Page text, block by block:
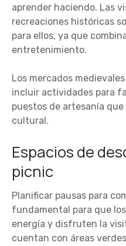
aprender haciendo. Las
recreaciones históricas
para ellos, ya que
entretenimiento.
Los mercados
incluir actividades para
puestos de artesanía
cultural.
Espacios de
picnic
Planificar pausas para
fundamental para que
energía y disfruten la
cuentan con áreas